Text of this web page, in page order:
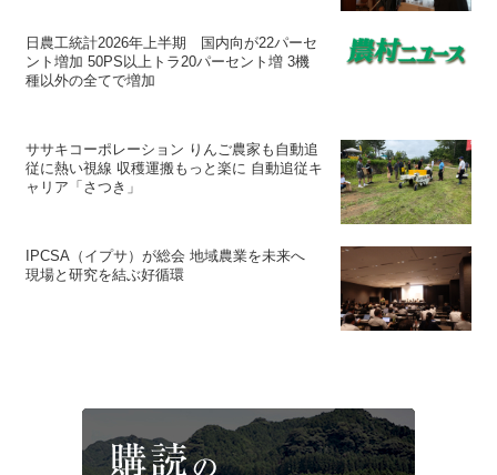
日農工統計2026年上半期 国内向が22パーセ
ント増加 50PS以上トラ20パーセント増 3機
種以外の全てで増加
ササキコーポレーション りんご農家も自動追
従に熱い視線 収穫運搬もっと楽に 自動追従キ
ャリア「さつき」
IPCSA（イプサ）が総会 地域農業を未来へ
現場と研究を結ぶ好循環